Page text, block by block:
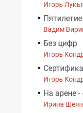
Игорь
Пятилетие
Вадим
Без цифр
Игорь
Игорь
На арене
Ирина Шеян